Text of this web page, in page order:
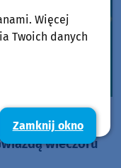
wieczoru
Więcej
Twoich danych
Zamknij okno